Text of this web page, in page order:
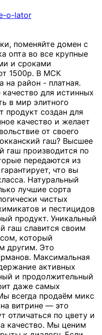
o-lator
поменяйте домен с
опта во все крупные
и сроками
1500р. В МСК
на район - платная.
для истинных
в мир элитного
продукт создан для
качество и желает
от своего
гаш? Высшее
гаш производится по
передаются из
что вы
Натуральный
лучшие сорта
чистых
и пестицидов
продукт. Уникальный
гаш славится своим
который
другим. Это
Максимальная
активных
и продолжительный
даже самых
всегда продаём микс
витрине — это
отличаться по цвету и
качество. Мы ценим